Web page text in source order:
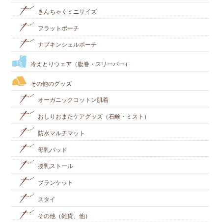
きんちゃくミニサイズ
フラットポーチ
ナプキンシェルポーチ
冷えとりウェア（腹巻・スリーパー）
その他のグッズ
オーガニックコットン肌着
おしりおまたケアグッズ（石鹸・ミスト）
防水マルチマット
母乳パッド
授乳ストール
ブランケット
スタイ
その他（雑貨、他）